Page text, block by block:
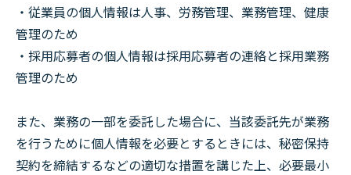
・従業員の個人情報は人事、労務管理、業務管理、健康
管理のため
・採用応募者の個人情報は採用応募者の連絡と採用業務
管理のため
また、業務の一部を委託した場合に、当該委託先が業務
を行うために個人情報を必要とするときには、秘密保持
契約を締結するなどの適切な措置を講じた上、必要最小